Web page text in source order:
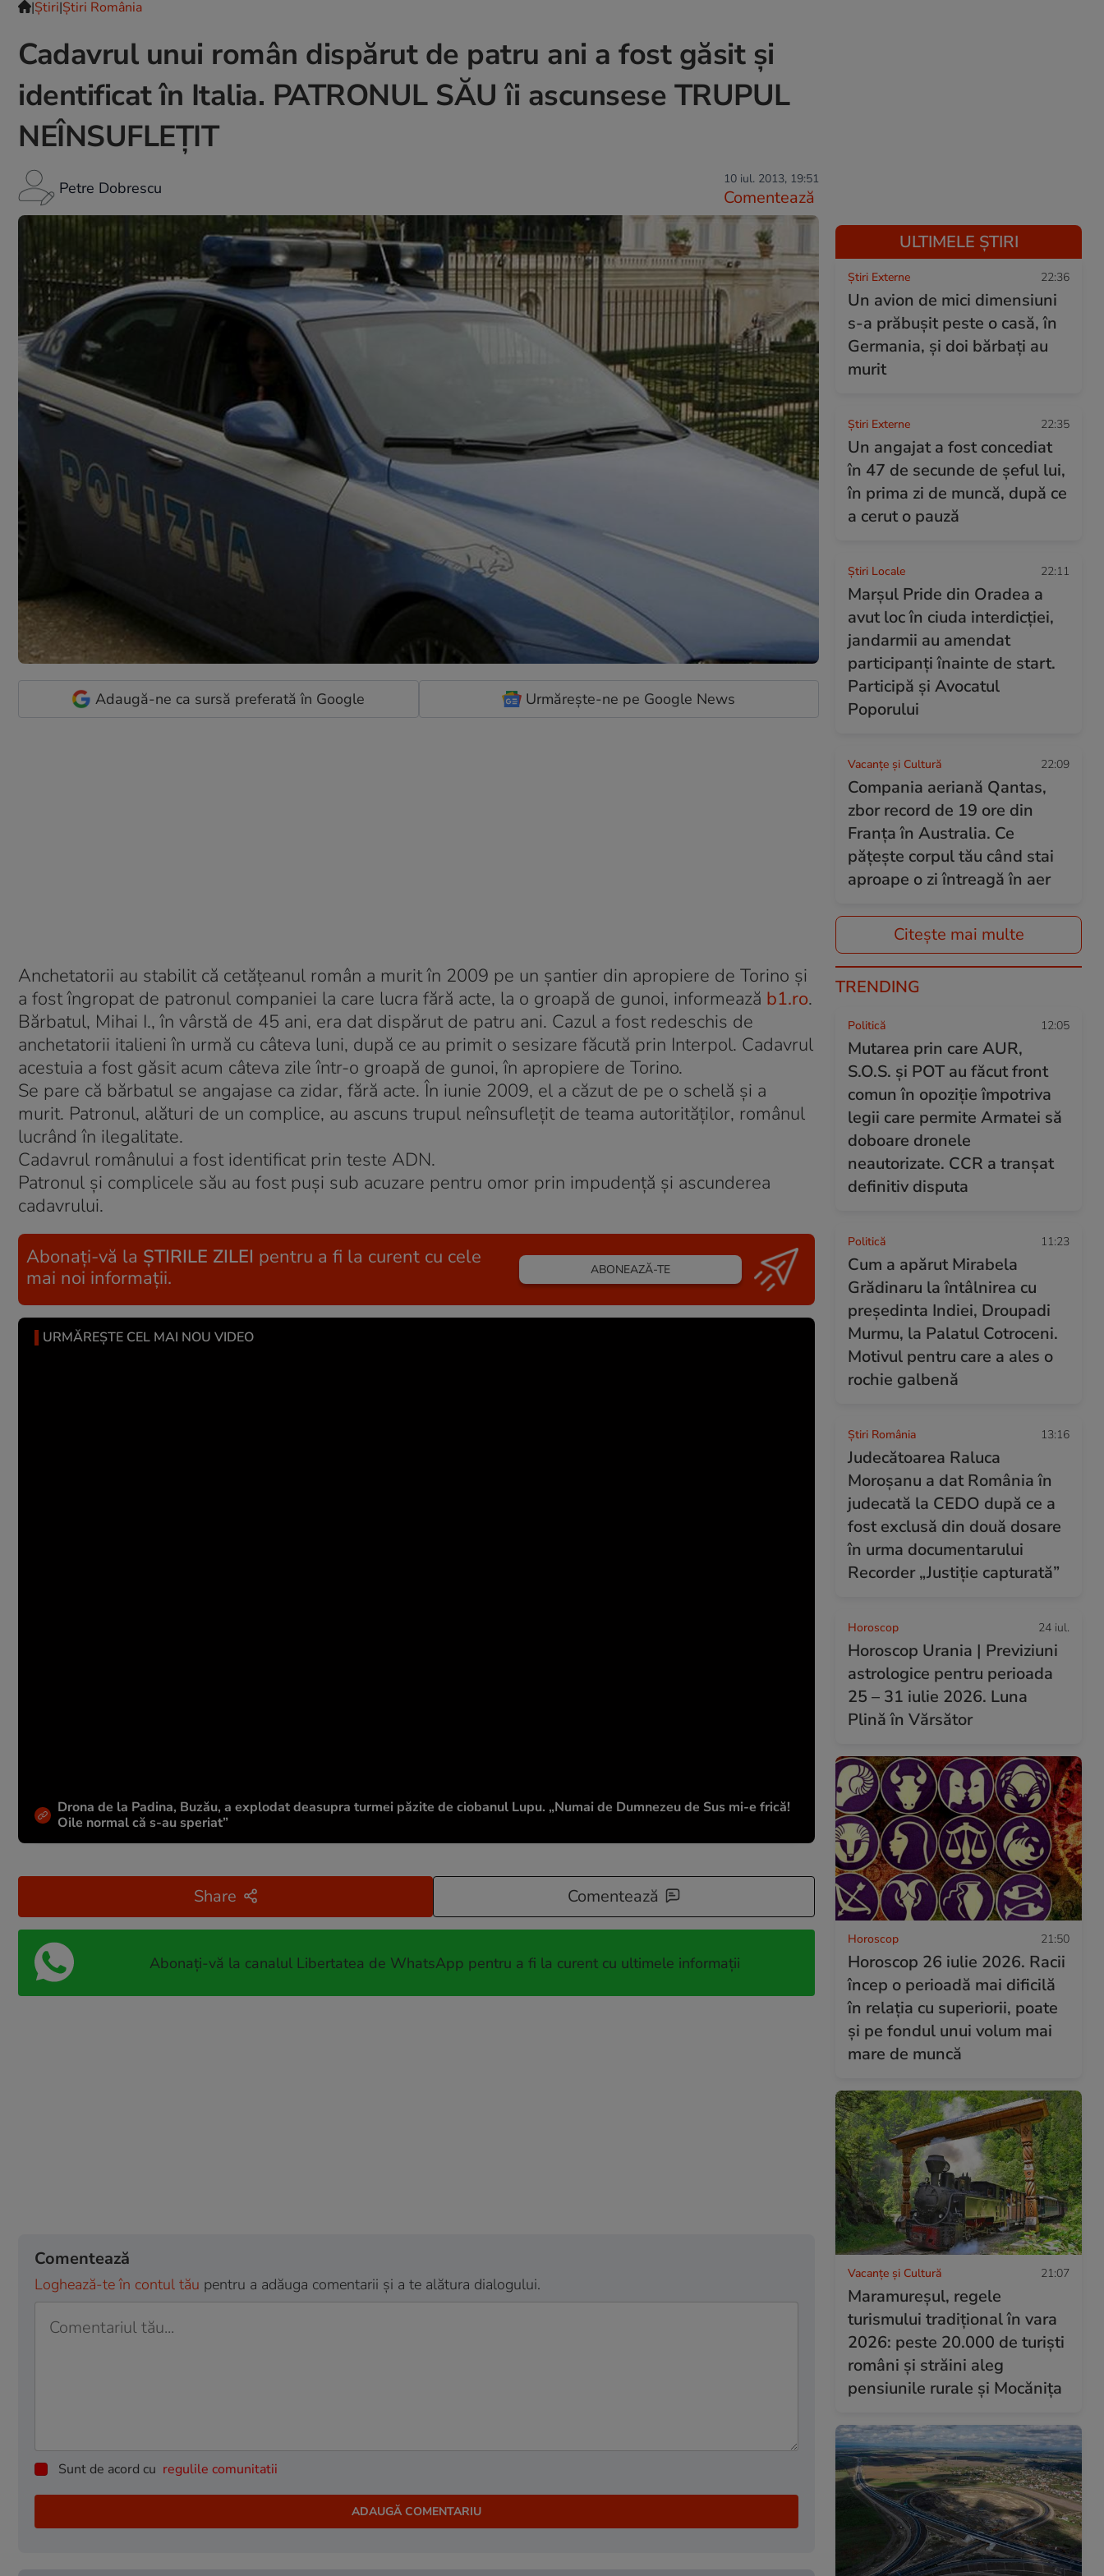
|Ştiri|Știri România
Cadavrul unui român dispărut de patru ani a fost găsit și
identificat în Italia. PATRONUL SĂU îi ascunsese TRUPUL
NEÎNSUFLEŢIT
Petre Dobrescu 10 iul. 2013, 19:51
Comentează
Adaugă-ne ca sursă preferată în Google Urmărește-ne pe Google News
Anchetatorii au stabilit că cetățeanul român a murit în 2009 pe un șantier din apropiere de Torino și
a fost îngropat de patronul companiei la care lucra fără acte, la o groapă de gunoi, informează b1.ro.
Bărbatul, Mihai I., în vârstă de 45 ani, era dat dispărut de patru ani. Cazul a fost redeschis de
anchetatorii italieni în urmă cu câteva luni, după ce au primit o sesizare făcută prin Interpol. Cadavrul
acestuia a fost găsit acum câteva zile într-o groapă de gunoi, în apropiere de Torino.
Se pare că bărbatul se angajase ca zidar, fără acte. În iunie 2009, el a căzut de pe o schelă și a
murit. Patronul, alături de un complice, au ascuns trupul neînsuflețit de teama autorităților, românul
lucrând în ilegalitate.
Cadavrul românului a fost identificat prin teste ADN.
Patronul și complicele său au fost puși sub acuzare pentru omor prin impudență și ascunderea
cadavrului.
Abonați-vă la ȘTIRILE ZILEI pentru a fi la curent cu cele
mai noi informații.
ABONEAZĂ-TE
URMĂREȘTE CEL MAI NOU VIDEO
Drona de la Padina, Buzău, a explodat deasupra turmei păzite de ciobanul Lupu. „Numai de Dumnezeu de Sus mi-e frică!
Oile normal că s-au speriat”
Share Comentează
Abonați-vă la canalul Libertatea de WhatsApp pentru a fi la curent cu ultimele informații
Comentează
Loghează-te în contul tău pentru a adăuga comentarii și a te alătura dialogului.
Sunt de acord cu regulile comunitatii
ULTIMELE ȘTIRI
Știri Externe 22:36
Un avion de mici dimensiuni
s-a prăbușit peste o casă, în
Germania, și doi bărbați au
murit
Știri Externe 22:35
Un angajat a fost concediat
în 47 de secunde de șeful lui,
în prima zi de muncă, după ce
a cerut o pauză
Știri Locale 22:11
Marșul Pride din Oradea a
avut loc în ciuda interdicției,
jandarmii au amendat
participanți înainte de start.
Participă și Avocatul
Poporului
Vacanțe și Cultură 22:09
Compania aeriană Qantas,
zbor record de 19 ore din
Franța în Australia. Ce
pățește corpul tău când stai
aproape o zi întreagă în aer
Citește mai multe
TRENDING
Politică 12:05
Mutarea prin care AUR,
S.O.S. și POT au făcut front
comun în opoziție împotriva
legii care permite Armatei să
doboare dronele
neautorizate. CCR a tranșat
definitiv disputa
Politică 11:23
Cum a apărut Mirabela
Grădinaru la întâlnirea cu
președinta Indiei, Droupadi
Murmu, la Palatul Cotroceni.
Motivul pentru care a ales o
rochie galbenă
Știri România 13:16
Judecătoarea Raluca
Moroșanu a dat România în
judecată la CEDO după ce a
fost exclusă din două dosare
în urma documentarului
Recorder „Justiție capturată”
Horoscop 24 iul.
Horoscop Urania | Previziuni
astrologice pentru perioada
25 – 31 iulie 2026. Luna
Plină în Vărsător
Horoscop 21:50
Horoscop 26 iulie 2026. Racii
încep o perioadă mai dificilă
în relația cu superiorii, poate
și pe fondul unui volum mai
mare de muncă
Vacanțe și Cultură 21:07
Maramureșul, regele
turismului tradițional în vara
2026: peste 20.000 de turiști
români și străini aleg
pensiunile rurale și Mocănița